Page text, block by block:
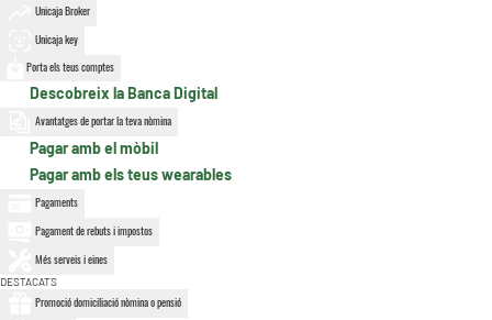
Unicaja Broker
Unicaja key
Porta els teus comptes
Descobreix la Banca Digital
Avantatges de portar la teva nòmina
Pagar amb el mòbil
Pagar amb els teus wearables
Pagaments
Pagament de rebuts i impostos
Més serveis i eines
DESTACATS
Promoció domiciliació nòmina o pensió